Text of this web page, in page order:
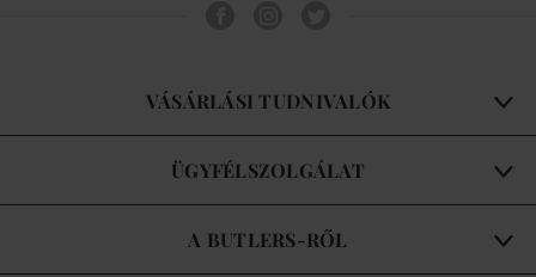
VÁSÁRLÁSI TUDNIVALÓK
ÜGYFÉLSZOLGÁLAT
A BUTLERS-RŐL